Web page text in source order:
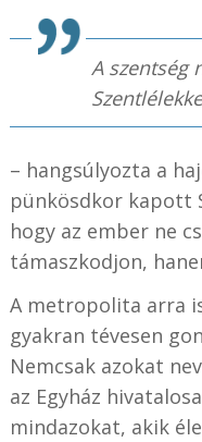
A szentség
– hangsúlyozta a
pünkösdkor kapott
hogy az ember ne
támaszkodjon,
A metropolita arra
gyakran tévesen
Nemcsak azokat
az Egyház
mindazokat, akik